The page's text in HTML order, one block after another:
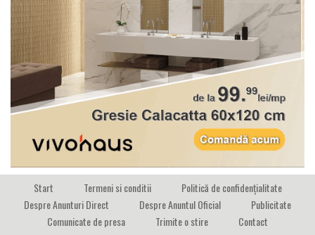
Start Termeni si conditii
Politică de confidențialitate
Despre Anunturi Direct
Despre Anuntul Oficial
Publicitate
Comunicate de presa
Trimite o stire Contact